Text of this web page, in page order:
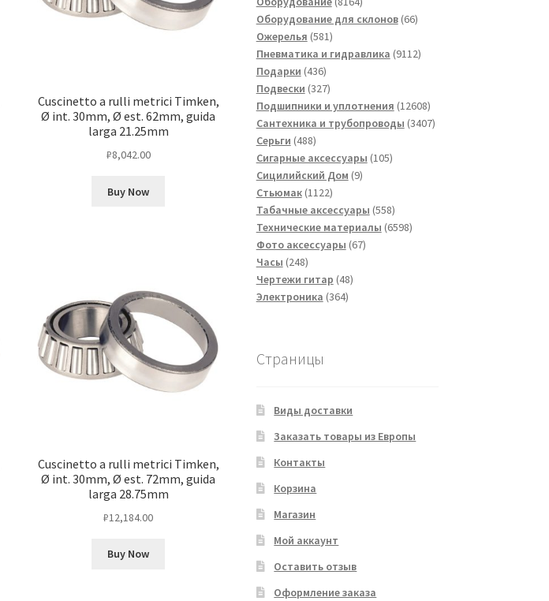
Cuscinetto a rulli metrici Timken,
Ø int. 30mm, Ø est. 62mm, guida
larga 21.25mm
₽8,042.00
Buy Now
Cuscinetto a rulli metrici Timken,
Ø int. 30mm, Ø est. 72mm, guida
larga 28.75mm
₽12,184.00
Buy Now
товара
Оборудование для склонов 6666
Ожерелья 581581
товар
Пневматика и гидравлика 91129112
Подарки 436436
товаров
Подвески 327327
товаров
Подшипники и уплотнения 1260812608
товаров
Сантехника и трубопроводы 34073407
Серьги 488488
товаров
Сигарные аксессуары 105105
Сицилийский Дом 99
Стьюмак 11221122
товара
Табачные аксессуары 558558
товаров
Технические материалы 65986598
Фото аксессуары 6767
Часы 248248
товаров
Чертежи гитар 4848
Электроника 364364
Страницы
Виды доставки
Заказать товары из Европы
Контакты
Корзина
Магазин
Мой аккаунт
Оставить отзыв
Оформление заказа